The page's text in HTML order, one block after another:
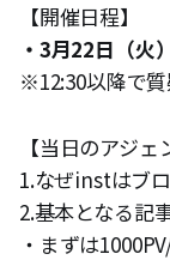
【開催日程】
・3月22日（火
※12:30以降で
【当日のアジェ
1.なぜinstはブ
2.基本となる記
・まずは